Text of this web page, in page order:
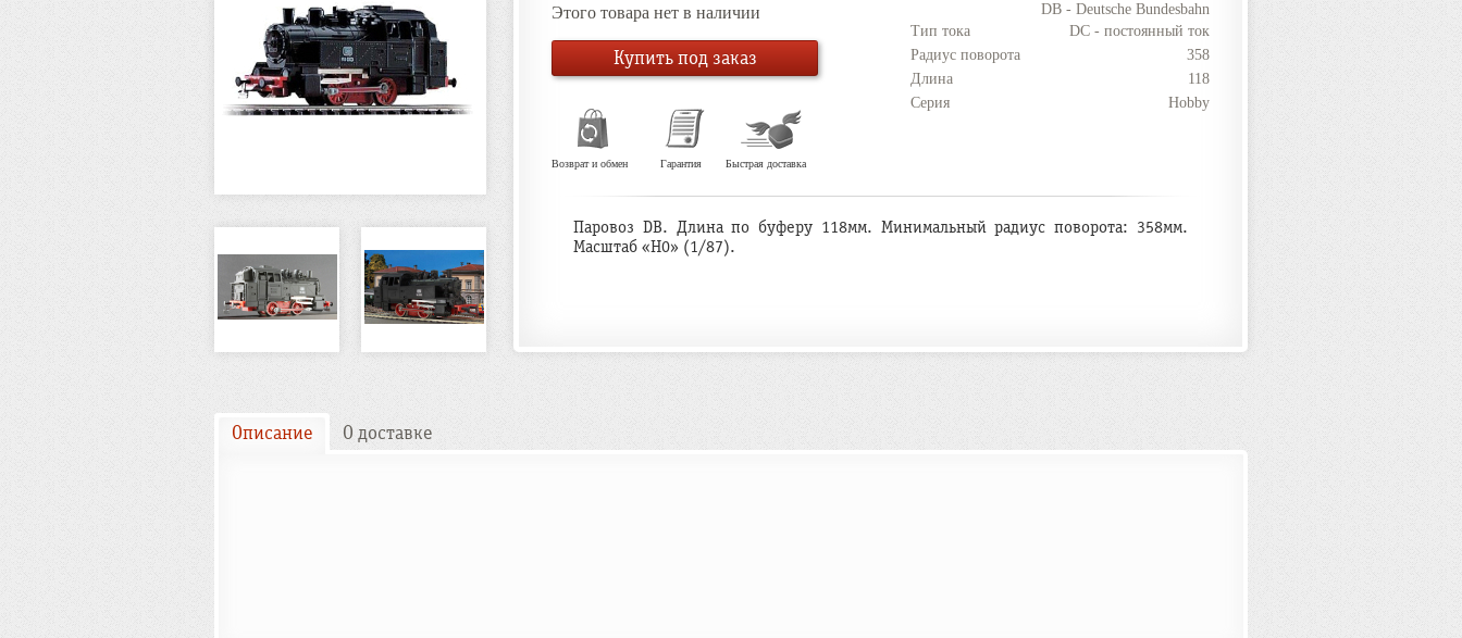
DB - Deutsche Bundesbahn
Тип тока
DC - постоянный ток
Радиус поворота
358
Длина
118
Серия
Hobby
Этого товара нет в наличии
Купить под заказ
Возврат и обмен Гарантия Быстрая доставка
Паровоз DB. Длина по буферу 118мм. Минимальный радиус поворота: 358мм.
Масштаб «H0» (1/87).
Описание О доставке